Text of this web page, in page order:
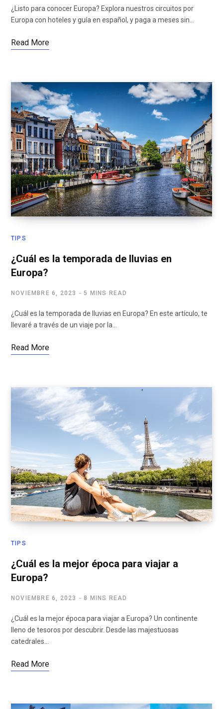
¿Listo para conocer Europa? Explora nuestros circuitos por
Europa con hoteles y guía en español, y paga a meses sin…
Read More
TIPS
¿Cuál es la temporada de lluvias en
Europa?
NOVIEMBRE 6, 2023 5 MINS READ
¿Cuál es la temporada de lluvias en Europa? En este artículo, te
llevaré a través de un viaje por la…
Read More
TIPS
¿Cuál es la mejor época para viajar a
Europa?
NOVIEMBRE 6, 2023 8 MINS READ
¿Cuál es la mejor época para viajar a Europa? Un continente
lleno de tesoros por descubrir. Desde las majestuosas
catedrales…
Read More